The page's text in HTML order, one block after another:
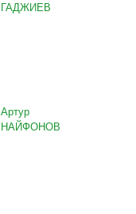
ГАДЖИЕВ
Артур
НАЙФОНОВ